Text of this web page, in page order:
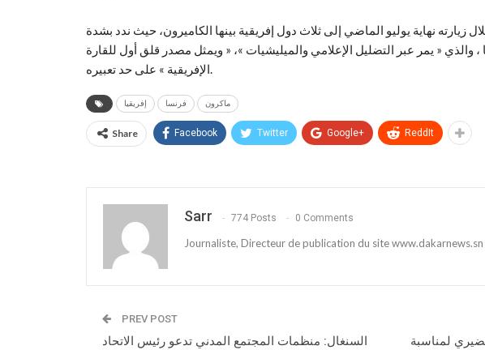
زيارته نهاية يوليو الماضي إلى ثلاث دول إفريقية بينها الكاميرون، حيث ندد بشدة
، والذي « يمر عبر التضليل الإعلامي والميليشيات »، « ويمثل مصدر قلق أول للقارة
الإفريقية » على حد تعبيره.
إفريقيا فرنسا ماكرون
Share Facebook Twitter Google+ ReddIt
Sarr 774 Posts 0 Comments
Journaliste, Directeur de publication du site www.dakarnews.sn
PREV POST
السنغال: منظمات المجتمع المدني تدعو رئيس الاتحاد
لمناسبة